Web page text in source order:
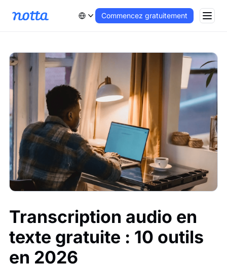
Commencez gratuitement
Transcription audio en
texte gratuite : 10 outils
en 2026